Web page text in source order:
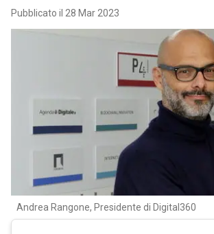
Pubblicato il 28 Mar 2023
Andrea Rangone, Presidente di Digital360